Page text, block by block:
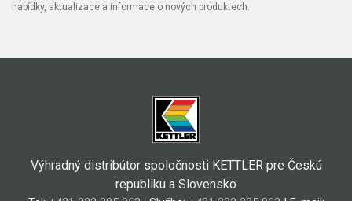
nabídky, aktualizace a informace o nových produktech.
Výhradný distribútor spoločnosti KETTLER pre Českú
republiku a Slovensko